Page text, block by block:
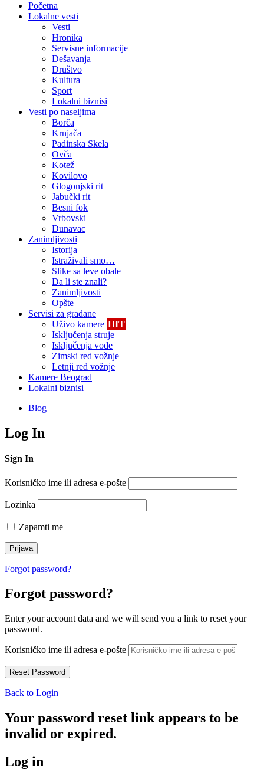
Početna
Lokalne vesti
Vesti
Hronika
Servisne informacije
Dešavanja
Društvo
Kultura
Sport
Lokalni biznisi
Vesti po naseljima
Borča
Krnjača
Padinska Skela
Ovča
Kotež
Kovilovo
Glogonjski rit
Jabučki rit
Besni fok
Vrbovski
Dunavac
Zanimljivosti
Istorija
Istraživali smo…
Slike sa leve obale
Da li ste znali?
Zanimljivosti
Opšte
Servisi za građane
Uživo kamere HIT
Isključenja struje
Isključenja vode
Zimski red vožnje
Letnji red vožnje
Kamere Beograd
Lokalni biznisi
Blog
Log In
Sign In
Korisničko ime ili adresa e-pošte
Lozinka
Zapamti me
Forgot password?
Forgot password?
Enter your account data and we will send you a link to reset your
password.
Korisničko ime ili adresa e-pošte
Back to Login
Your password reset link appears to be
invalid or expired.
Log in